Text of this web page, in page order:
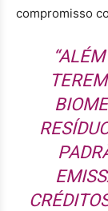
compromisso